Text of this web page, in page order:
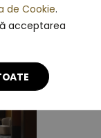
de Cookie.
acceptarea